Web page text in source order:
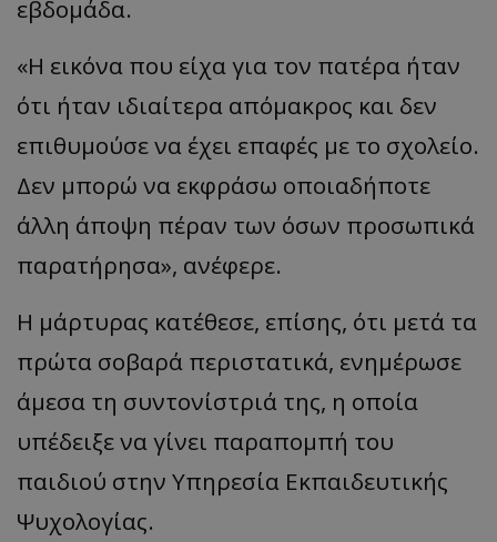
εβδομάδα.
«Η εικόνα που είχα για τον πατέρα ήταν
ότι ήταν ιδιαίτερα απόμακρος και δεν
επιθυμούσε να έχει επαφές με το σχολείο.
Δεν μπορώ να εκφράσω οποιαδήποτε
άλλη άποψη πέραν των όσων προσωπικά
παρατήρησα», ανέφερε.
Η μάρτυρας κατέθεσε, επίσης, ότι μετά τα
πρώτα σοβαρά περιστατικά, ενημέρωσε
άμεσα τη συντονίστριά της, η οποία
υπέδειξε να γίνει παραπομπή του
παιδιού στην Υπηρεσία Εκπαιδευτικής
Ψυχολογίας.